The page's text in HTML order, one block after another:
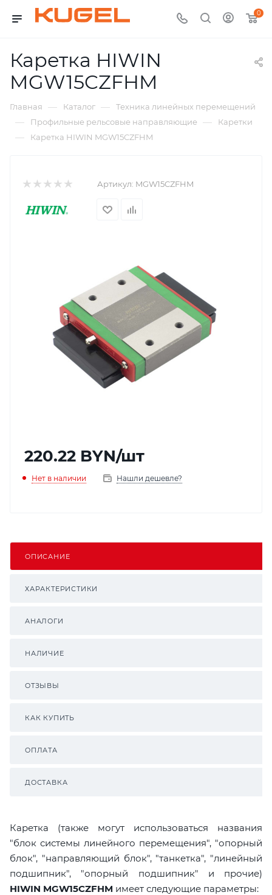
0
Каретка HIWIN
MGW15CZFHM
Главная — Каталог — Техника линейных перемещений
— Профильные рельсовые направляющие — Каретки
— Каретка HIWIN MGW15CZFHM
Артикул: MGW15CZFHM
220.22 BYN/шт
Нет в наличии Нашли дешевле?
ОПИСАНИЕ
ХАРАКТЕРИСТИКИ
АНАЛОГИ
НАЛИЧИЕ
ОТЗЫВЫ
КАК КУПИТЬ
ОПЛАТА
ДОСТАВКА
Каретка (также могут использоваться названия
"блок системы линейного перемещения", "опорный
блок", "направляющий блок", "танкетка", "линейный
подшипник", "опорный подшипник" и прочие)
HIWIN MGW15CZFHM имеет следующие параметры: